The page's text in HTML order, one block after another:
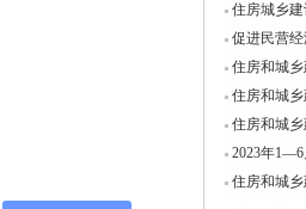
住房城乡
促进民营
住房和城
住房和城
住房和城
2023年
住房和城